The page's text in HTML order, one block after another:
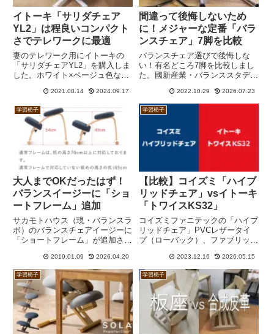
イトーキ「サリダチェア
YL2」は程良いコンパクト
さでテレワークに最適
妻のテレワーク用にイトーキの
「サリダチェアYL2」を購入しま
した。ホワイト×ベージュ色なの
系のフローリングと家具によく合
います。また、コンパクトなので
小柄な女性には最適な座り心地で
す。
2021.08.14 2024.09.17
間違って後悔しないため
に！メジャーな定番「バラ
ンスチェア」7脚を比較
バランスチェア選びで後悔しな
い！有名どころ7脚を比較しまし
た。國新産業・バランススタデ
ージー、ヴァリエール・バリアブ
ル、宮武製作所・プロポーション
チェア、大商産業・スタイルチェ
ア、パスカルジャパン・ニーリン
グチェア。
2022.10.29 2026.07.23
学習椅子
大人までOKだったはず！
バランスイージーに「ショ
ートフレーム」追加
サカモトハウス（現・バランスラ
ボ）のバランスチェアイージーに
「ショートフレーム」が追加され
ったようです。これまでの「通常
フレーム」で子供から大人まで対
応可能だったはずが、160cm以上
はショートフレームに買い替え。
ちょっと騙された感じです。
2019.01.09 2026.04.20
学習椅子
【比較】コイズミ「ハイブ
リッドチェア」vsイトーキ
「トワイスKS32」
コイズミファニテックの「ハイブ
リッドチェア」PVCレザータイ
プ（ローバック）、ファブリック
ーキの「トワイスKS32」、同
「KS5」を比較してみました。
KS5だけは廉価版のため少し安い
ものの、それ以外の価格はほぼ同
じ。機能面ではKS32のほうが特
徴的ではあるものの、ハイブリッ
ドチェアの安定感も捨てがたいと
ころです。
2023.12.16 2026.05.15
学習椅子 学習椅子